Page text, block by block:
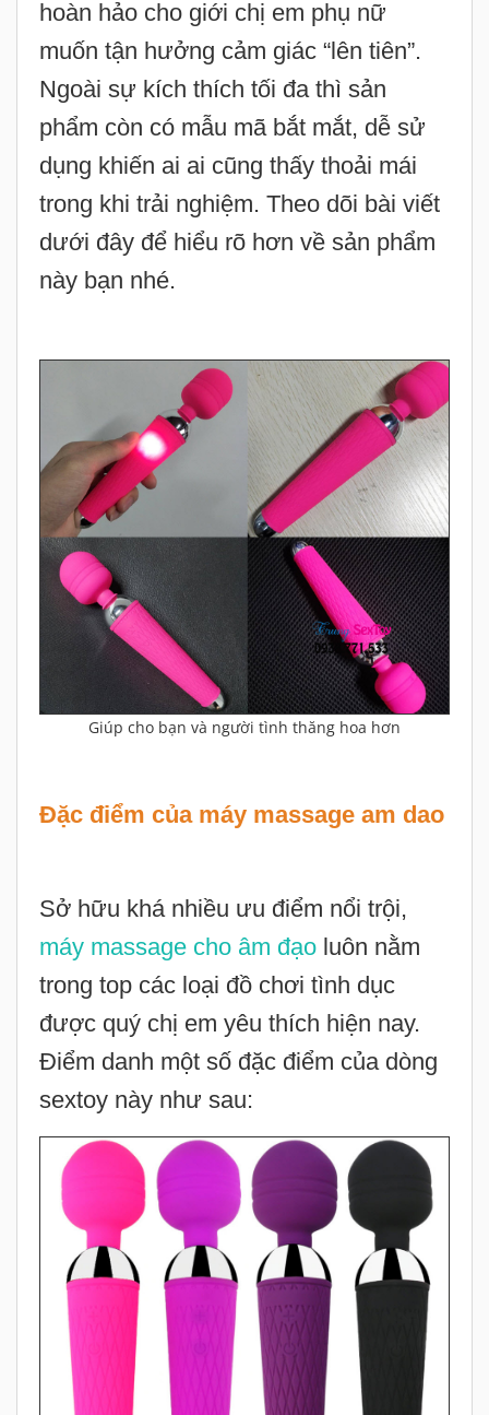
hoàn hảo cho giới chị em phụ nữ
muốn tận hưởng cảm giác “lên tiên”.
Ngoài sự kích thích tối đa thì sản
phẩm còn có mẫu mã bắt mắt, dễ sử
dụng khiến ai ai cũng thấy thoải mái
trong khi trải nghiệm. Theo dõi bài viết
dưới đây để hiểu rõ hơn về sản phẩm
này bạn nhé.
Giúp cho bạn và người tình thăng hoa hơn
Đặc điểm của máy massage am dao
Sở hữu khá nhiều ưu điểm nổi trội,
máy massage cho âm đạo luôn nằm
trong top các loại đồ chơi tình dục
được quý chị em yêu thích hiện nay.
Điểm danh một số đặc điểm của dòng
sextoy này như sau: